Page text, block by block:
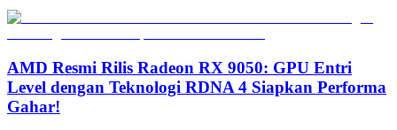
AMD Resmi Rilis Radeon RX 9050: GPU Entri
Level dengan Teknologi RDNA 4 Siapkan Performa
Gahar!